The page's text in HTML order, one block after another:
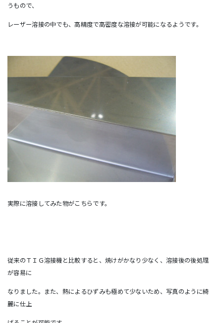
うもので、
レーザー溶接の中でも、高精度で高密度な溶接が可能になるようです。
実際に溶接してみた物がこちらです。
従来のＴＩＧ溶接機と比較すると、焼けがかなり少なく、溶接後の後処理
が容易に
なりました。また、熱によるひずみも極めて少ないため、写真のように綺
麗に仕上